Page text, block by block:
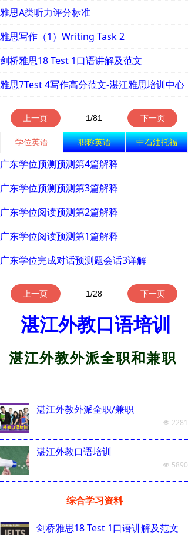
雅思A类听力评分标准
雅思写作（1）Writing Task 2
剑桥雅思18 Test 1口语讲解及范文
雅思7Test 4写作高分范文-湛江雅思培训中心
上一页 下一页
1/81
学位英语 职称英语 中石油托福
广东学位预测预测第4篇解释
广东学位预测预测第3篇解释
广东学位阅读预测第2篇解释
广东学位阅读预测第1篇解释
广东学位完成对话预测题会话3详解
上一页 下一页
1/28
剑桥雅思18 Test 1口语讲解及范文
湛江外教外派全职/兼职
넶 2281
湛江外教口语培训
넶 5890
湛江外教外派全职和兼职
湛江外教口语培训
综合学习资料